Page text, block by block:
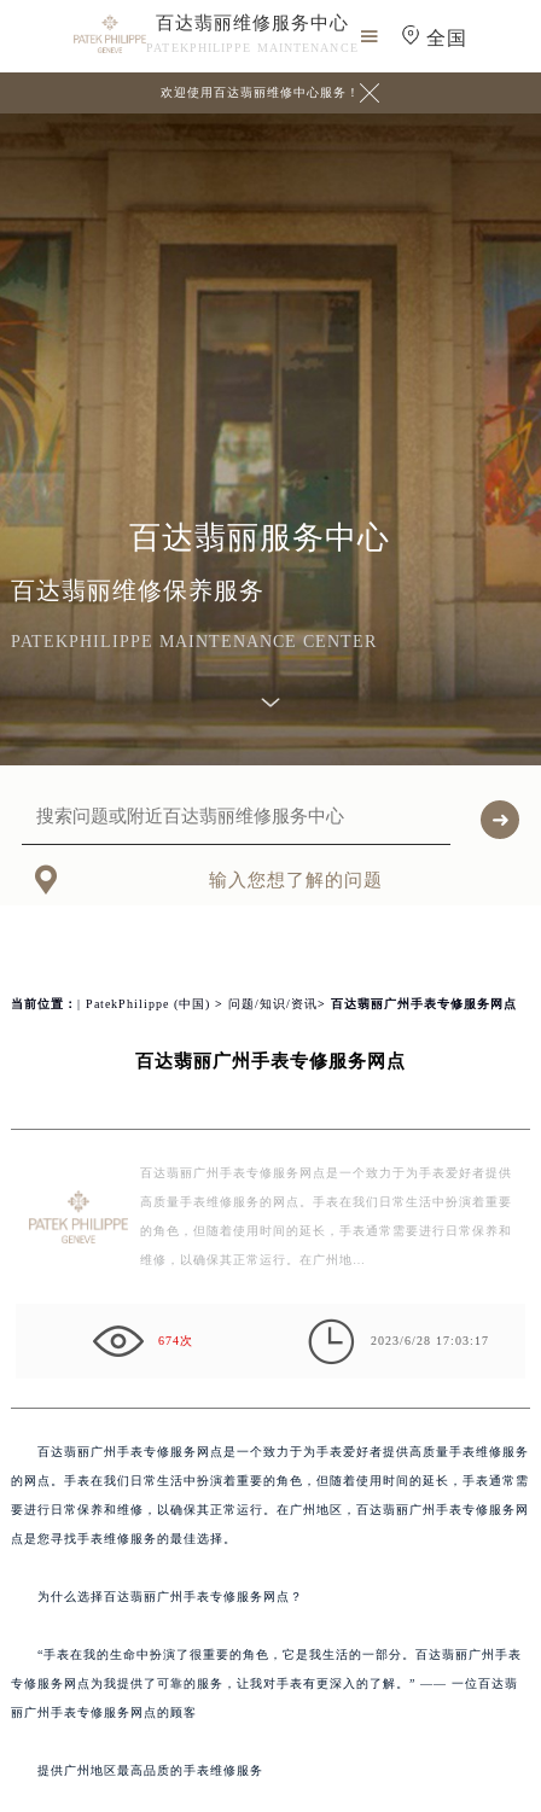
百达翡丽维修服务中心
PATEKPHILIPPE MAINTENANCE
 全国
欢迎使用百达翡丽维修中心服务！ 
百达翡丽服务中心
百达翡丽维修保养服务
PATEKPHILIPPE MAINTENANCE CENTER
 输入您想了解的问题
当前位置： | PatekPhilippe (中国) > 问题/知识/资讯> 百达翡丽广州手表专修服务网点
百达翡丽广州手表专修服务网点
百达翡丽广州手表专修服务网点是一个致力于为手表爱好者提供
高质量手表维修服务的网点。手表在我们日常生活中扮演着重要
的角色，但随着使用时间的延长，手表通常需要进行日常保养和
维修，以确保其正常运行。在广州地…
674次  2023/6/28 17:03:17
百达翡丽广州手表专修服务网点是一个致力于为手表爱好者提供高质量手表维修服务
的网点。手表在我们日常生活中扮演着重要的角色，但随着使用时间的延长，手表通常需
要进行日常保养和维修，以确保其正常运行。在广州地区，百达翡丽广州手表专修服务网
点是您寻找手表维修服务的最佳选择。
为什么选择百达翡丽广州手表专修服务网点？
“手表在我的生命中扮演了很重要的角色，它是我生活的一部分。百达翡丽广州手表
专修服务网点为我提供了可靠的服务，让我对手表有更深入的了解。” —— 一位百达翡
丽广州手表专修服务网点的顾客
提供广州地区最高品质的手表维修服务